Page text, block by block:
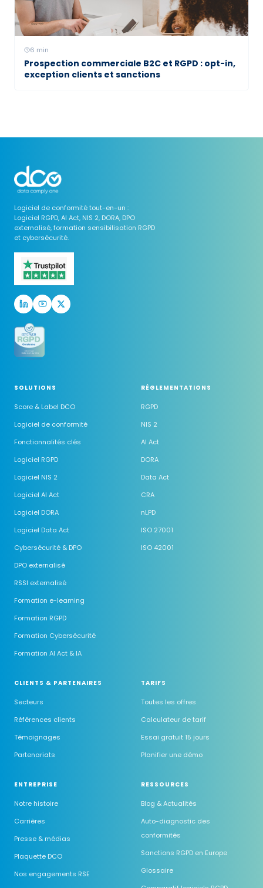
6 min
Prospection commerciale B2C et RGPD : opt-in,
exception clients et sanctions
Logiciel de conformité tout-en-un :
Logiciel RGPD, AI Act, NIS 2, DORA, DPO
externalisé, formation sensibilisation RGPD
et cybersécurité.
SOLUTIONS
Score & Label DCO
Logiciel de conformité
Fonctionnalités clés
Logiciel RGPD
Logiciel NIS 2
Logiciel AI Act
Logiciel DORA
Logiciel Data Act
Cybersécurité & DPO
DPO externalisé
RSSI externalisé
Formation e-learning
Formation RGPD
Formation Cybersécurité
Formation AI Act & IA
RÉGLEMENTATIONS
RGPD
NIS 2
AI Act
DORA
Data Act
CRA
nLPD
ISO 27001
ISO 42001
CLIENTS & PARTENAIRES
Secteurs
Références clients
Témoignages
Partenariats
TARIFS
Toutes les offres
Calculateur de tarif
Essai gratuit 15 jours
Planifier une démo
ENTREPRISE
Notre histoire
Carrières
Presse & médias
Plaquette DCO
Nos engagements RSE
RESSOURCES
Blog & Actualités
Auto-diagnostic des
conformités
Sanctions RGPD en Europe
Glossaire